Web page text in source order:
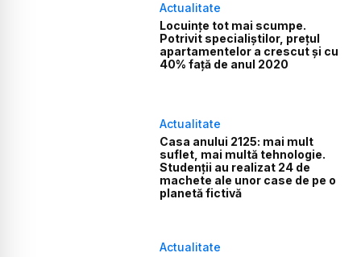
Actualitate
Locuințe tot mai scumpe.
Potrivit specialiștilor, prețul
apartamentelor a crescut și cu
40% față de anul 2020
Actualitate
Casa anului 2125: mai mult
suflet, mai multă tehnologie.
Studenții au realizat 24 de
machete ale unor case de pe o
planetă fictivă
Actualitate